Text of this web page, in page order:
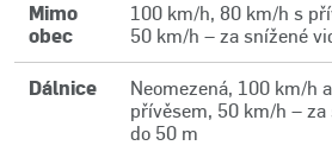
Mimo
obec
100 km/h, 80 km/h s
50 km/h – za snížené
Dálnice
Neomezená, 100 km/h
přívěsem, 50 km/h –
do 50 m